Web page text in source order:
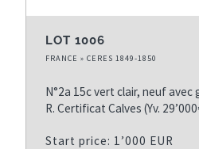
LOT 1006
FRANCE » CERES 1849-1850
N°2a 15c vert clair, neuf
R. Certificat Calves (Yv.
Start price: 1’000 EUR